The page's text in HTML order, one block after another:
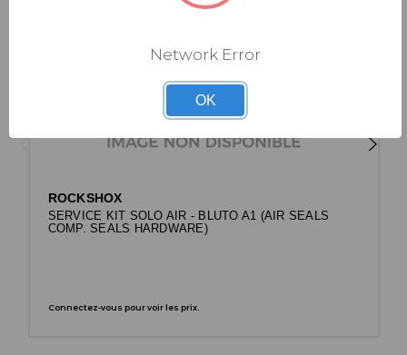
ROCKSHOX
SERVICE KIT SOLO AIR - BLUTO A1 (AIR SEALS
COMP. SEALS HARDWARE)
Connectez-vous pour voir les prix.
Network Error
OK